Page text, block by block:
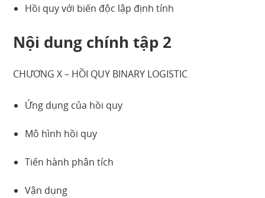
Hồi quy với biến độc lập định tính
Nội dung chính tập 2
CHƯƠNG X – HỒI QUY BINARY LOGISTIC
Ứng dụng của hồi quy
Mô hình hồi quy
Tiến hành phân tích
Vận dụng